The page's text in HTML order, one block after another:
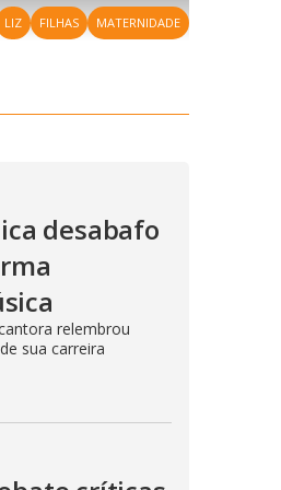
i
P
a
r
LIZ FILHAS MATERNIDADE
desabafo
relembrou
sua carreira